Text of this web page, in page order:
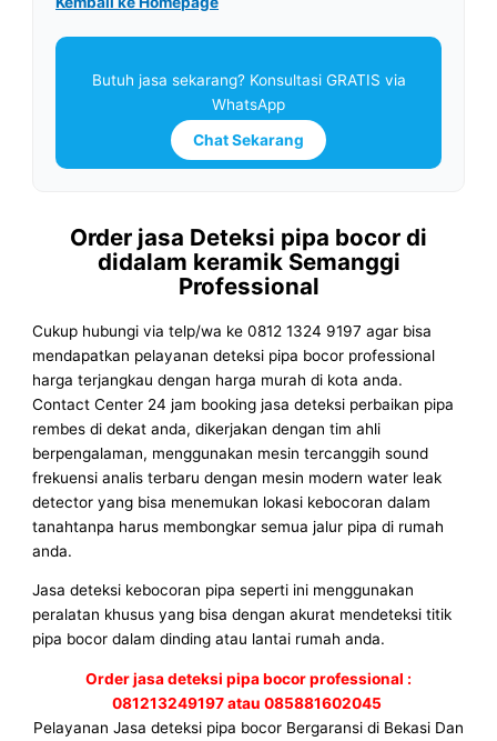
Butuh jasa sekarang? Konsultasi GRATIS via
WhatsApp
Chat Sekarang
Order jasa Deteksi pipa bocor di
didalam keramik Semanggi
Professional
Cukup hubungi via telp/wa ke 0812 1324 9197 agar bisa
mendapatkan pelayanan deteksi pipa bocor professional
harga terjangkau dengan harga murah di kota anda.
Contact Center 24 jam booking jasa deteksi perbaikan pipa
rembes di dekat anda, dikerjakan dengan tim ahli
berpengalaman, menggunakan mesin tercanggih sound
frekuensi analis terbaru dengan mesin modern water leak
detector yang bisa menemukan lokasi kebocoran dalam
tanahtanpa harus membongkar semua jalur pipa di rumah
anda.
Jasa deteksi kebocoran pipa seperti ini menggunakan
peralatan khusus yang bisa dengan akurat mendeteksi titik
pipa bocor dalam dinding atau lantai rumah anda.
Order jasa deteksi pipa bocor professional :
081213249197 atau 085881602045
Pelayanan Jasa deteksi pipa bocor Bergaransi di Bekasi Dan